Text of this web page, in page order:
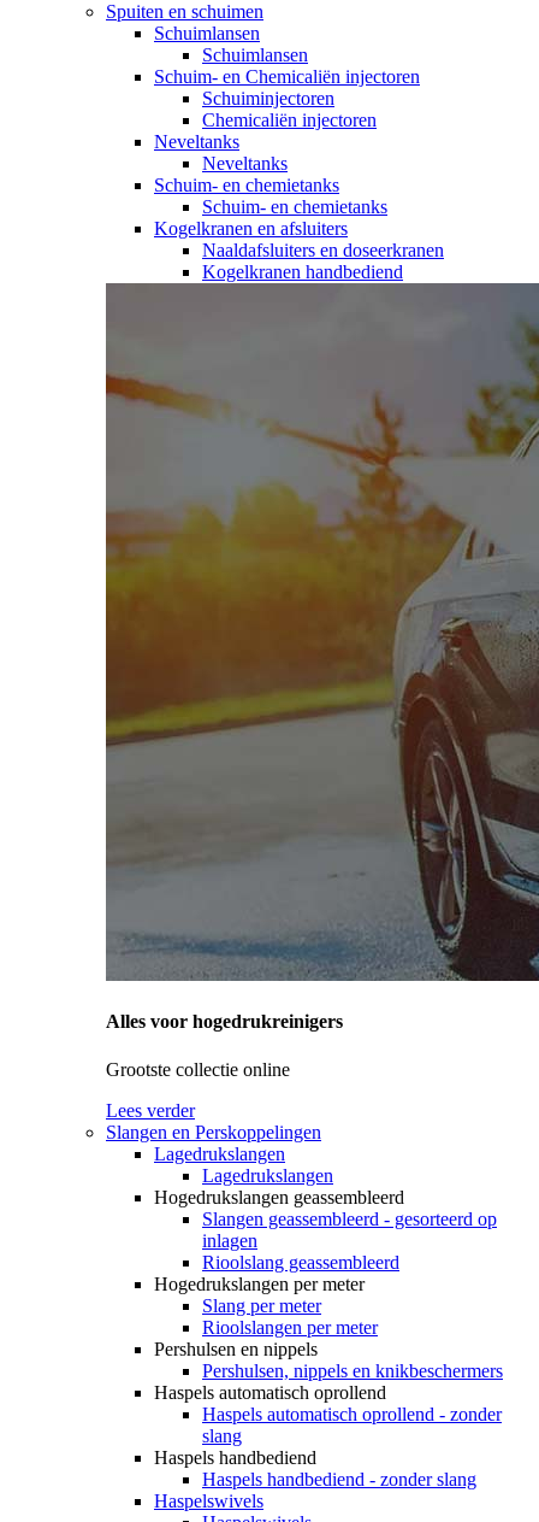
Spuiten en schuimen
Schuimlansen
Schuimlansen
Schuim- en Chemicaliën injectoren
Schuiminjectoren
Chemicaliën injectoren
Neveltanks
Neveltanks
Schuim- en chemietanks
Schuim- en chemietanks
Kogelkranen en afsluiters
Naaldafsluiters en doseerkranen
Kogelkranen handbediend
Alles voor hogedrukreinigers
Grootste collectie online
Lees verder
Slangen en Perskoppelingen
Lagedrukslangen
Lagedrukslangen
Hogedrukslangen geassembleerd
Slangen geassembleerd - gesorteerd op
inlagen
Rioolslang geassembleerd
Hogedrukslangen per meter
Slang per meter
Rioolslangen per meter
Pershulsen en nippels
Pershulsen, nippels en knikbeschermers
Haspels automatisch oprollend
Haspels automatisch oprollend - zonder
slang
Haspels handbediend
Haspels handbediend - zonder slang
Haspelswivels